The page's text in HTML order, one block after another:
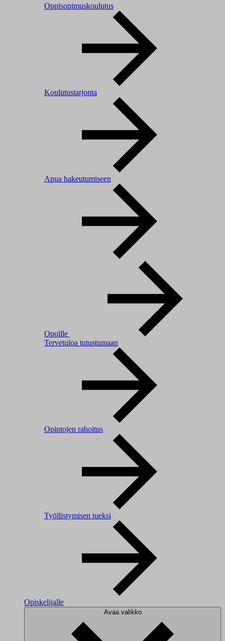
Oppisopimuskoulutus
Koulutustarjonta
Apua hakeutumiseen
Opoille
Tervetuloa tutustumaan
Opintojen rahoitus
Työllistymisen tueksi
Opiskelijalle
Avaa valikko